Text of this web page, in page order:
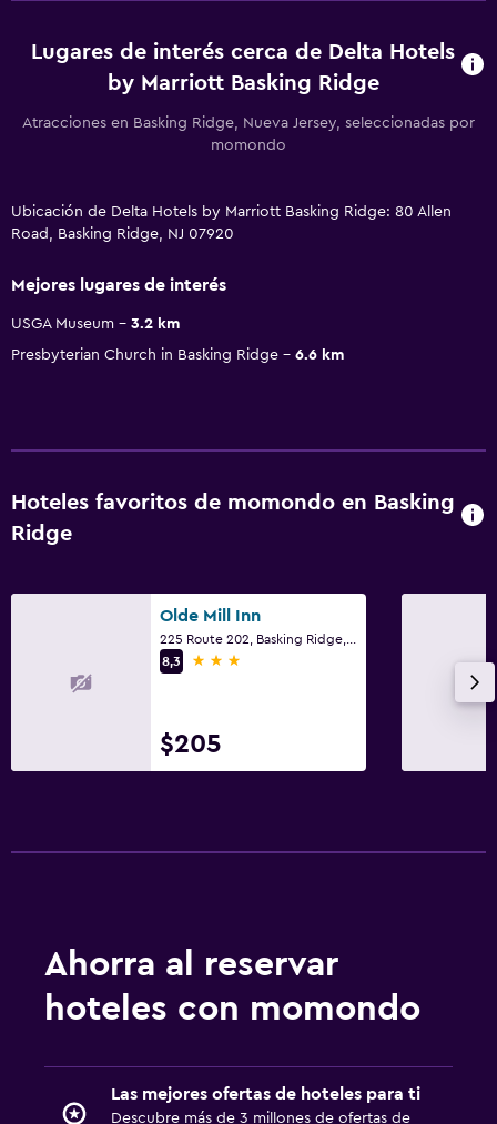
Lugares de interés cerca de Delta Hotels
by Marriott Basking Ridge
Atracciones en Basking Ridge, Nueva Jersey, seleccionadas por
momondo
Ubicación de Delta Hotels by Marriott Basking Ridge: 80 Allen
Road, Basking Ridge, NJ 07920
Mejores lugares de interés
USGA Museum
3.2 km
Presbyterian Church in Basking Ridge
6.6 km
Hoteles favoritos de momondo en Basking
Ridge
Olde Mill Inn
8,3
3 estrellas
$205
Ahorra al reservar
hoteles con momondo
Las mejores ofertas de hoteles para ti
Descubre más de 3 millones de ofertas de